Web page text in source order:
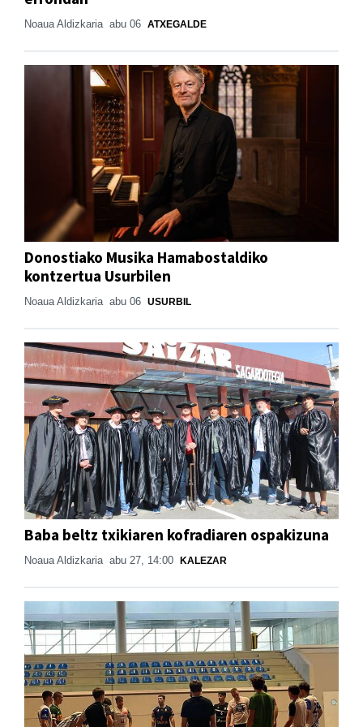
Noaua Aldizkaria abu 06 ATXEGALDE
Donostiako Musika Hamabostaldiko
kontzertua Usurbilen
Noaua Aldizkaria abu 06 USURBIL
Baba beltz txikiaren kofradiaren ospakizuna
Noaua Aldizkaria abu 27, 14:00 KALEZAR